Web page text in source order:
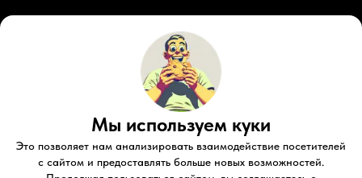
Русский (RU)
ZenYoutubeTelegramTiktokКонтакты
Правовые документыУсловия использования
Пользовательское соглашение
Мы используем куки
Это позволяет нам анализировать взаимодействие посетителей
с сайтом и предоставлять больше новых возможностей.